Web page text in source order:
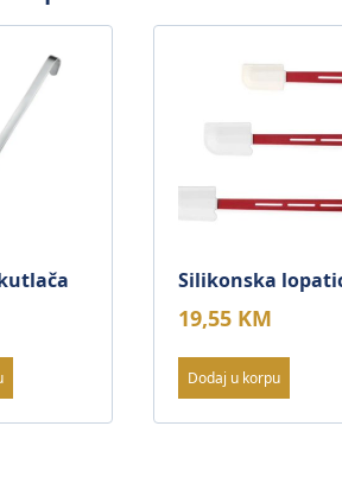
Silikonska
19,55 KM
Dodaj u korpu